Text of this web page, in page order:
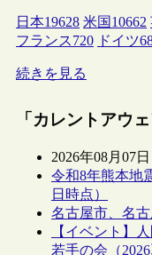
日本19628 米国 10662
フランス720 ドイツ
続きを見る
「カレントアウ
2026年08月07日
令和8年熊本地
日時点）
名古屋市、名
【イベント】
若手の会（